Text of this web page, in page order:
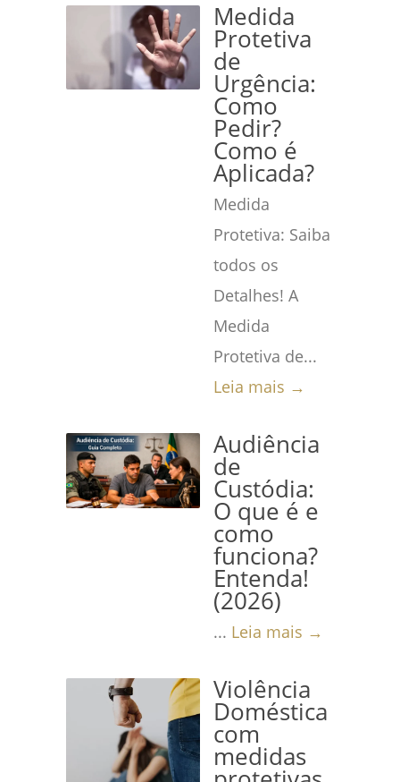
Medida
Protetiva
de
Urgência:
Como
Pedir?
Como é
Aplicada?
Medida
Protetiva: Saiba
todos os
Detalhes! A
Medida
Protetiva de...
Leia mais →
Audiência
de
Custódia:
O que é e
como
funciona?
Entenda!
(2026)
... Leia mais →
Violência
Doméstica
com
medidas